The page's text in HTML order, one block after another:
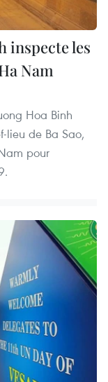
inspecte les
Nam
Hoa Binh
lieu de Ba Sao,
pour